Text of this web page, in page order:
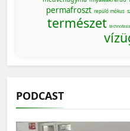
permafroszt repülő mókus
természet
PODCAST